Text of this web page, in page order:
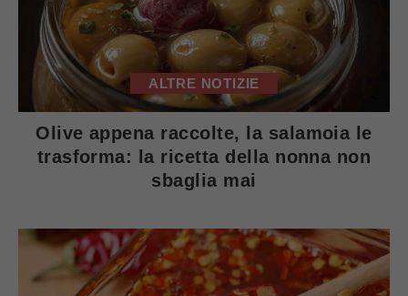
ALTRE NOTIZIE
Olive appena raccolte, la salamoia le
trasforma: la ricetta della nonna non
sbaglia mai